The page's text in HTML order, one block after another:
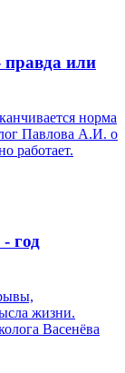
правда или
норма
Павлова А.И. о
работает.
год
жизни.
Васенёва